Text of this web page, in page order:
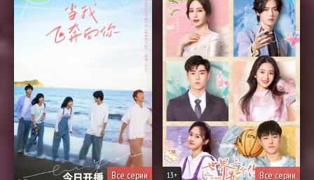
Все серии Все серии
13+